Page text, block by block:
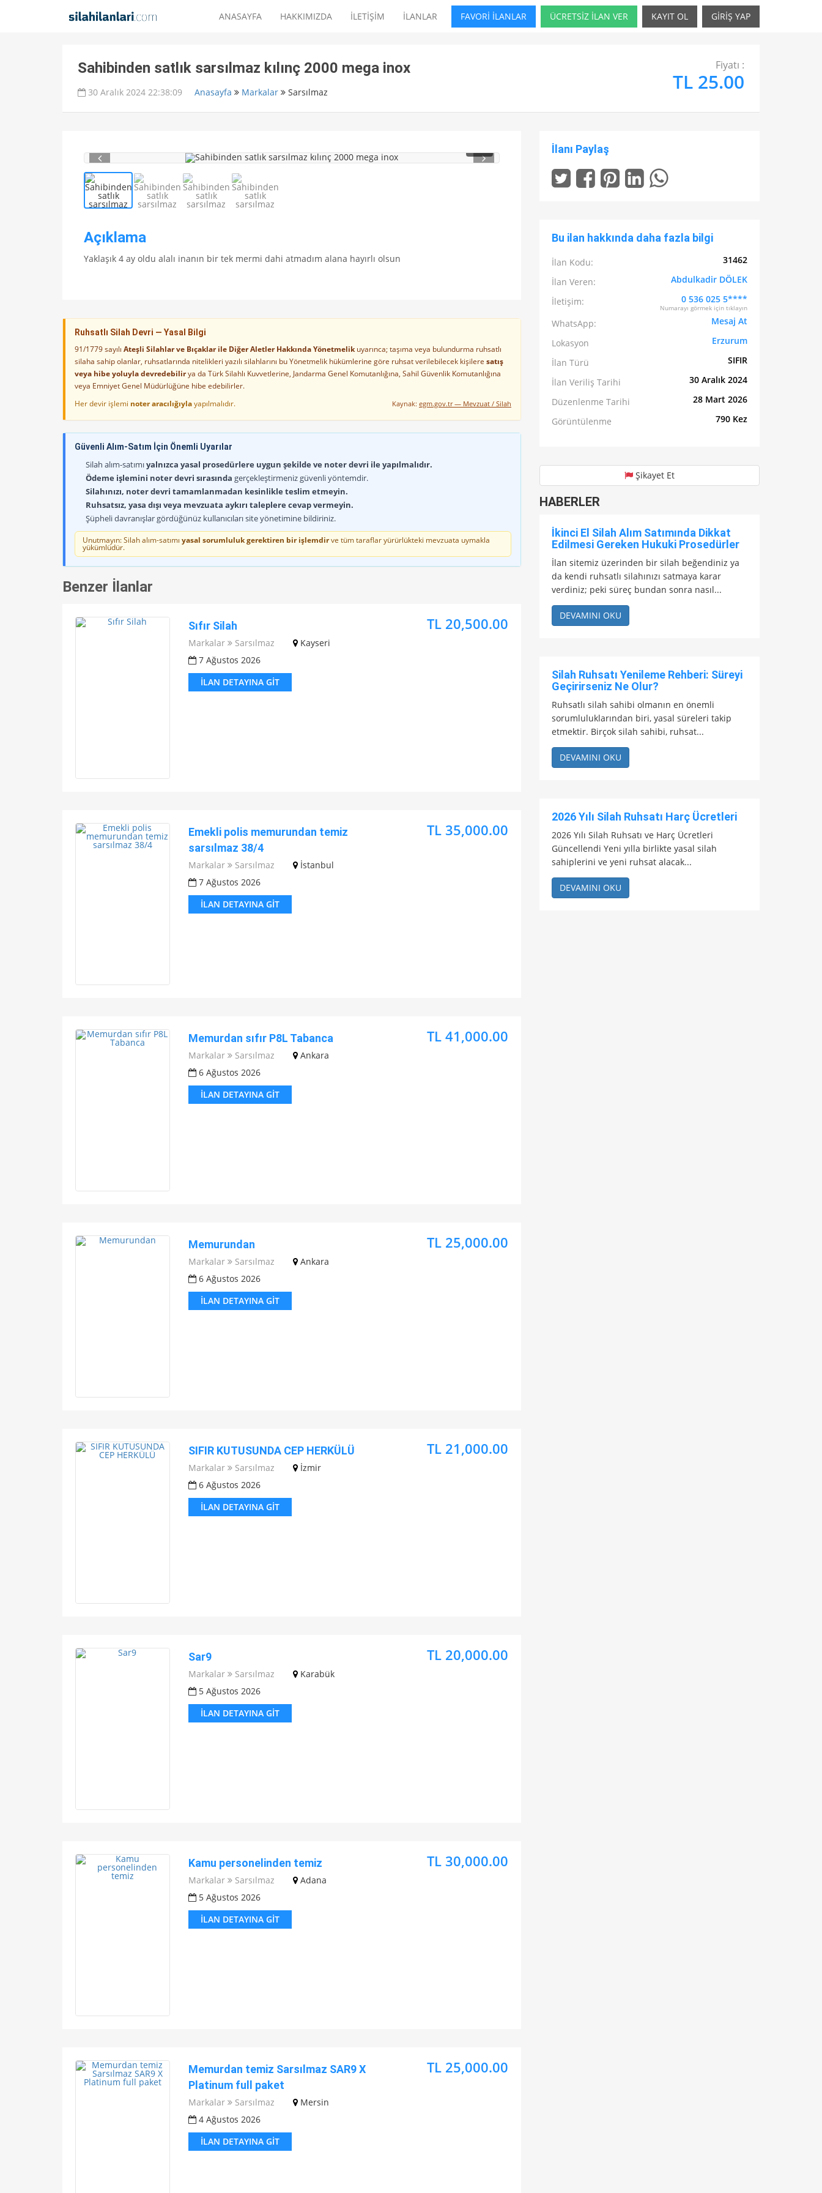
ANASAYFA HAKKIMIZDA İLETİŞİM İLANLAR FAVORİ İLANLAR ÜCRETSİZ İLAN VER KAYIT OL GİRİŞ YAP
Sahibinden satlık sarsılmaz kılınç 2000 mega inox
30 Aralık 2024 22:38:09 Anasayfa Markalar Sarsılmaz
Fiyatı :
TL 25.00
1/ 4
Açıklama
Yaklaşık 4 ay oldu alalı inanın bir tek mermi dahi atmadım alana hayırlı olsun
Ruhsatlı Silah Devri — Yasal Bilgi
91/1779 sayılı Ateşli Silahlar ve Bıçaklar ile Diğer Aletler Hakkında Yönetmelikuyarınca; taşıma veya bulundurma ruhsatlı
silaha sahip olanlar, ruhsatlarında nitelikleri yazılı silahlarını bu Yönetmelik hükümlerine göre ruhsat verilebilecek kişilere satış
veya hibe yoluyla devredebilirya da Türk Silahlı Kuvvetlerine, Jandarma Genel Komutanlığına, Sahil Güvenlik Komutanlığına
veya Emniyet Genel Müdürlüğüne hibe edebilirler.
Her devir işlemi noter aracılığıylayapılmalıdır. Kaynak: egm.gov.tr — Mevzuat / Silah
Güvenli Alım-Satım İçin Önemli Uyarılar
Silah alım-satımıyalnızca yasal prosedürlere uygun şekilde ve noter devri ile yapılmalıdır.
Ödeme işlemini noter devri sırasında gerçekleştirmeniz güvenli yöntemdir.
Silahınızı, noter devri tamamlanmadan kesinlikle teslim etmeyin.
Ruhsatsız, yasa dışı veya mevzuata aykırı taleplere cevap vermeyin.
Şüpheli davranışlar gördüğünüz kullanıcıları site yönetimine bildiriniz.
Unutmayın: Silah alım-satımı yasal sorumluluk gerektiren bir işlemdirve tüm taraflar yürürlükteki mevzuata uymakla
yükümlüdür.
Benzer İlanlar
Sıfır Silah
Markalar Sarsılmaz
Kayseri
7 Ağustos 2026
İLAN DETAYINA GIT
TL 20,500.00
Emekli polis memurundan temiz
sarsılmaz 38/4
Markalar Sarsılmaz
İstanbul
7 Ağustos 2026
İLAN DETAYINA GIT
TL 35,000.00
Memurdan sıfır P8L Tabanca
Markalar Sarsılmaz
Ankara
6 Ağustos 2026
İLAN DETAYINA GIT
TL 41,000.00
Memurundan
Markalar Sarsılmaz
Ankara
6 Ağustos 2026
İLAN DETAYINA GIT
TL 25,000.00
SIFIR KUTUSUNDA CEP HERKÜLÜ
Markalar Sarsılmaz
İzmir
6 Ağustos 2026
İLAN DETAYINA GIT
TL 21,000.00
Sar9
Markalar Sarsılmaz
Karabük
5 Ağustos 2026
İLAN DETAYINA GIT
TL 20,000.00
Kamu personelinden temiz
Markalar Sarsılmaz
Adana
5 Ağustos 2026
İLAN DETAYINA GIT
TL 30,000.00
Memurdan temiz Sarsılmaz SAR9 X
Platinum full paket
Markalar Sarsılmaz
Mersin
4 Ağustos 2026
İLAN DETAYINA GIT
TL 25,000.00
İlanı Paylaş
Bu ilan hakkında daha fazla bilgi
İlan Kodu:
31462
İlan Veren:
Abdulkadir DÖLEK
İletişim:
0 536 025 5****
Numarayı görmek için tıklayın
WhatsApp:
Mesaj At
Lokasyon
Erzurum
İlan Türü
SIFIR
İlan Veriliş Tarihi
30 Aralık 2024
Düzenlenme Tarihi
28 Mart 2026
Görüntülenme
790 Kez
Şikayet Et
HABERLER
İkinci El Silah Alım Satımında Dikkat
Edilmesi Gereken Hukuki Prosedürler
İlan sitemiz üzerinden bir silah beğendiniz ya
da kendi ruhsatlı silahınızı satmaya karar
verdiniz; peki süreç bundan sonra nasıl...
DEVAMINI OKU
Silah Ruhsatı Yenileme Rehberi: Süreyi
Geçirirseniz Ne Olur?
Ruhsatlı silah sahibi olmanın en önemli
sorumluluklarından biri, yasal süreleri takip
etmektir. Birçok silah sahibi, ruhsat...
DEVAMINI OKU
2026 Yılı Silah Ruhsatı Harç Ücretleri
2026 Yılı Silah Ruhsatı ve Harç Ücretleri
Güncellendi Yeni yılla birlikte yasal silah
sahiplerini ve yeni ruhsat alacak...
DEVAMINI OKU